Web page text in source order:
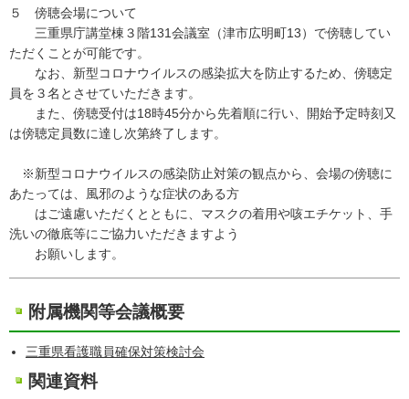
５ 傍聴会場について
三重県庁講堂棟３階131会議室（津市広明町13）で傍聴してい
ただくことが可能です。
なお、新型コロナウイルスの感染拡大を防止するため、傍聴定
員を３名とさせていただきます。
また、傍聴受付は18時45分から先着順に行い、開始予定時刻又
は傍聴定員数に達し次第終了します。
※新型コロナウイルスの感染防止対策の観点から、会場の傍聴に
あたっては、風邪のような症状のある方
はご遠慮いただくとともに、マスクの着用や咳エチケット、手
洗いの徹底等にご協力いただきますよう
お願いします。
附属機関等会議概要
三重県看護職員確保対策検討会
関連資料